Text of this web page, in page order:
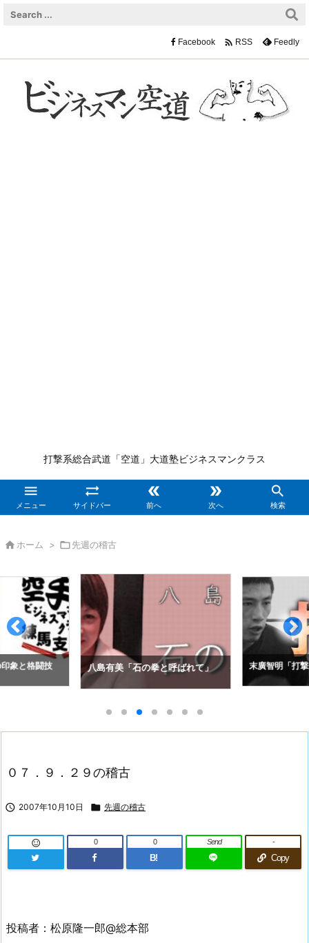
打撃系総合武道「空道」大道塾ビジネスマンクラス

メニュー

サイドバー

前へ

次へ

検索
Facebook  RSS Feedly
 ホーム > 先週の稽古
象と格闘技 八島有美「石の拳と呼ばれて」 末廣智明「打
０７．９．２９の稽古
 2007年10月10日  先週の稽古
 0
B!
0 Send
Copy
-
投稿者：松原隆一郎@総本部